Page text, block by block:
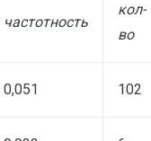
частотность
кол-
во
0,051 102